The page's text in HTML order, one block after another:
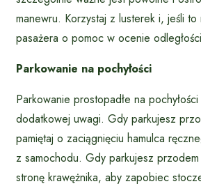
manewru. Korzystaj z lusterek i, jeśli
pasażera o pomoc w ocenie
Parkowanie na pochyłości
Parkowanie prostopadłe na
dodatkowej uwagi. Gdy parkujesz
pamiętaj o zaciągnięciu hamulca
z samochodu. Gdy parkujesz przodem
stronę krawężnika, aby zapobiec